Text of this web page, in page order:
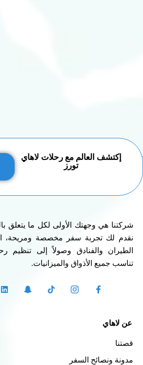
إكتشف العالم مع رحلات لاهاي
تورز
شركتنا هي وجهتك الأولى لكل ما يتعلق
نقدم لك تجربة سفر مخصصة ومريحة،
الطيران والفنادق وصولاً إلى تنظيم
تناسب جميع الأذواق والميزانيات.
عن لاهاي
قصتنا
مدونة ونصائح السفر